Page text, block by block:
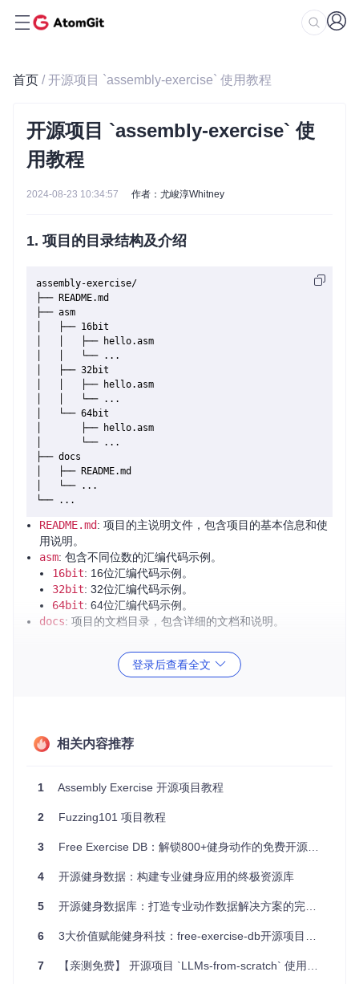
首页 / 开源项目 `assembly-exercise` 使用教程
开源项目 `assembly-exercise` 使
用教程
2024-08-23 10:34:57 作者：尤峻淳Whitney
1. 项目的目录结构及介绍
assembly-exercise/
├── README.md
├── asm
│   ├── 16bit
│   │   ├── hello.asm
│   │   └── ...
│   ├── 32bit
│   │   ├── hello.asm
│   │   └── ...
│   └── 64bit
│       ├── hello.asm
│       └── ...
├── docs
│   ├── README.md
│   └── ...
README.md: 项目的主说明文件，包含项目的基本信息和使
用说明。
asm: 包含不同位数的汇编代码示例。
16bit: 16位汇编代码示例。
32bit: 32位汇编代码示例。
64bit: 64位汇编代码示例。
docs: 项目的文档目录，包含详细的文档和说明。
2. 项目的启动文件介绍
3. 项目的配置文件介绍
该项目没有明确的配置文件，因为汇编代码通常不需要配置文
件。所有的配置和设置都直接在汇编代码中进行。如果你需要
特定的配置，可以在汇编代码中直接修改相应的参数。
有所帮助。
登录后查看全文
相关内容推荐
1 Assembly Exercise 开源项目教程
2 Fuzzing101 项目教程
3 Free Exercise DB：解锁800+健身动作的免费开源宝库
4 开源健身数据：构建专业健身应用的终极资源库
5 开源健身数据库：打造专业动作数据解决方案的完整指南
6 3大价值赋能健身科技：free-exercise-db开源项目的创新实践
7 【亲测免费】 开源项目 `LLMs-from-scratch` 使用教程